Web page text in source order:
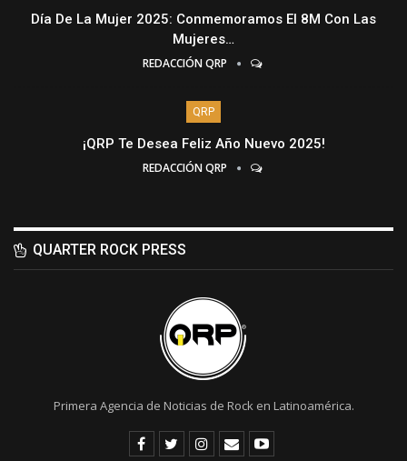
Día De La Mujer 2025: Conmemoramos El 8M Con Las
Mujeres…
REDACCIÓN QRP
QRP
¡QRP Te Desea Feliz Año Nuevo 2025!
REDACCIÓN QRP
QUARTER ROCK PRESS
Primera Agencia de Noticias de Rock en Latinoamérica.